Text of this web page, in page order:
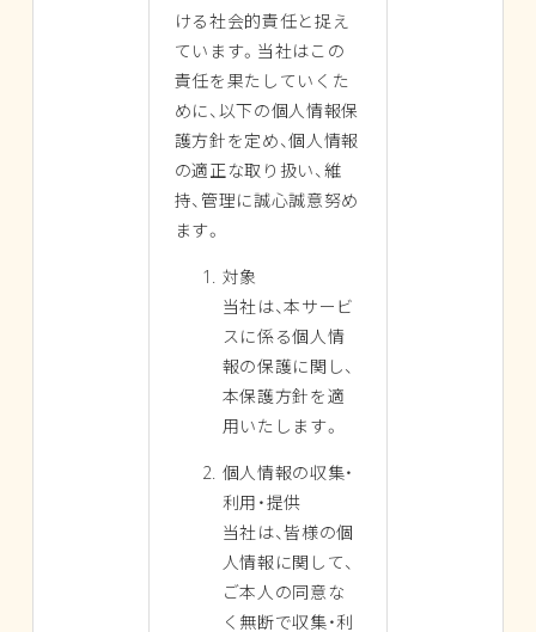
ける社会的責任と捉え
ています。当社はこの
責任を果たしていくた
めに、以下の個人情報保
護方針を定め、個人情報
の適正な取り扱い、維
持、管理に誠心誠意努め
ます。
対象
当社は、本サービ
スに係る個人情
報の保護に関し、
本保護方針を適
用いたします。
個人情報の収集・
利用・提供
当社は、皆様の個
人情報に関して、
ご本人の同意な
く無断で収集・利